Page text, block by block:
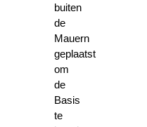
buiten
de
Mauern
geplaatst
om
de
Basis
te